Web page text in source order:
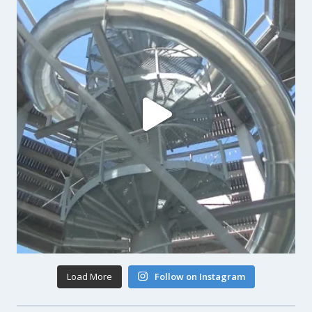
Load More Follow on Instagram